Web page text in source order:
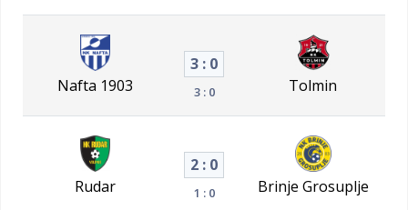
Nafta 1903
3 : 0
3 : 0 Tolmin
Rudar
2 : 0
1 : 0 Brinje Grosuplje